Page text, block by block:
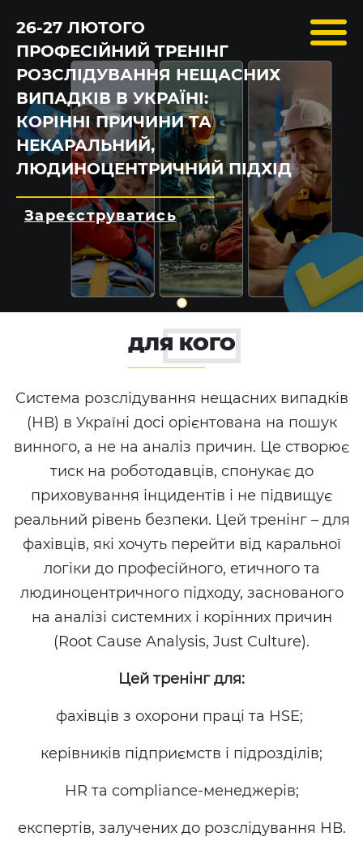
26-27 ЛЮТОГО
ПРОФЕСІЙНИЙ ТРЕНІНГ
РОЗСЛІДУВАННЯ НЕЩАСНИХ
ВИПАДКІВ В УКРАЇНІ:
КОРІННІ ПРИЧИНИ ТА
НЕКАРАЛЬНИЙ,
ЛЮДИНОЦЕНТРИЧНИЙ ПІДХІД
Зареєструватись
ДЛЯ КОГО
Система розслідування нещасних випадків
(НВ) в Україні досі орієнтована на пошук
винного, а не на аналіз причин. Це створює
тиск на роботодавців, спонукає до
приховування інцидентів і не підвищує
реальний рівень безпеки. Цей тренінг – для
фахівців, які хочуть перейти від каральної
логіки до професійного, етичного та
людиноцентричного підходу, заснованого
на аналізі системних і корінних причин
(Root Cause Analysis, Just Culture).
Цей тренінг для:
фахівців з охорони праці та HSE;
керівників підприємств і підрозділів;
HR та compliance-менеджерів;
експертів, залучених до розслідування НВ.